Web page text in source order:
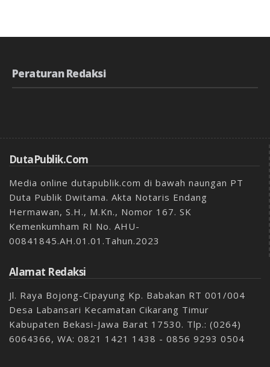
Peraturan Redaksi
DutaPublik.com
Media online dutapublik.com di bawah naungan PT
Duta Publik Dwitama. Akta Notaris Endang
Hermawan, S.H., M.Kn., Nomor 167. SK
Kemenkumham RI No. AHU-
00841845.AH.01.01.Tahun.2023
Alamat Redaksi
Jl. Raya Bojong-Cipayung Kp. Babakan RT 001/004
Desa Labansari Kecamatan Cikarang Timur
Kabupaten Bekasi-Jawa Barat 17530. Tlp.: (0264)
6064366, WA: 0821 1421 1438 - 0856 9293 0504